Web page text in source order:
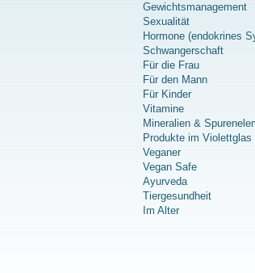
Gewichtsmanagement
Sexualität
Hormone (endokrines
Schwangerschaft
Für die Frau
Für den Mann
Für Kinder
Vitamine
Mineralien &
Produkte im Violettglas
Veganer
Vegan Safe
Ayurveda
Tiergesundheit
Im Alter